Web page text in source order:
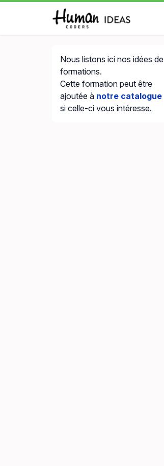
Nous listons ici nos idées de
formations.
Cette formation peut être
ajoutée à notre catalogue
si celle-ci vous intéresse.